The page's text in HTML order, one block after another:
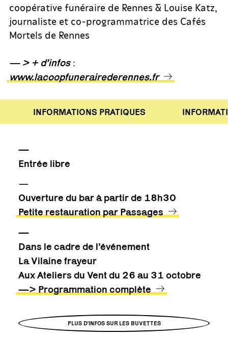
coopérative funéraire de Rennes & Louise Katz,
journaliste et co-programmatrice des Cafés
Mortels de Rennes
— > + d’infos:
www.lacoopfunerairederennes.fr
INFORMATIONS PRATIQUES
—
Entrée libre
—
Ouverture du bar à partir de 18h30
Petite restauration par Passages
—
Dans le cadre de l’événement
La Vilaine frayeur
Aux Ateliers du Vent du 26 au 31 octobre
—> Programmation complète
PLUS D'INFOS SUR LES BUVETTES